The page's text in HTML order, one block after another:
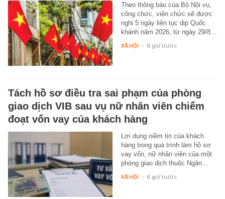
Theo thông báo của Bộ Nội vụ,
công chức, viên chức sẽ được
nghỉ 5 ngày liên tục dịp Quốc
khánh năm 2026, từ ngày 29/8…
XÃ HỘI - 6 giờ trước
Tách hồ sơ điều tra sai phạm của phòng
giao dịch VIB sau vụ nữ nhân viên chiếm
đoạt vốn vay của khách hàng
Lợi dụng niềm tin của khách
hàng trong quá trình làm hồ sơ
vay vốn, nữ nhân viên của một
phòng giao dịch thuộc Ngân…
XÃ HỘI - 6 giờ trước